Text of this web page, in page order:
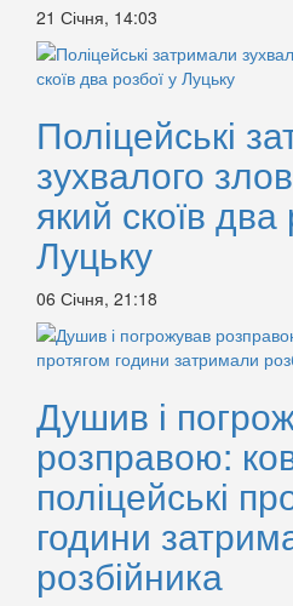
21 Січня, 14:03
Поліцейські
зухвалого
який скоїв два
Луцьку
06 Січня, 21:18
Душив і
розправою:
поліцейські
години
розбійника